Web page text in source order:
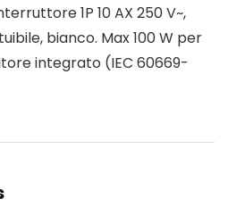
1P 10 AX 250 V~,
bianco. Max 100 W per
integrato (IEC 60669-